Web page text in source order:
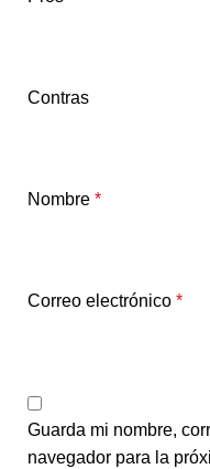
Contras
Nombre *
Correo electrónico *
Guarda mi nombre,
navegador para la